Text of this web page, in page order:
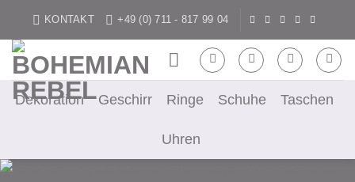
springen
KONTAKT +49 (0) 711 - 817 99 04
Dekoration Geschirr Ringe Schuhe Taschen
Uhren